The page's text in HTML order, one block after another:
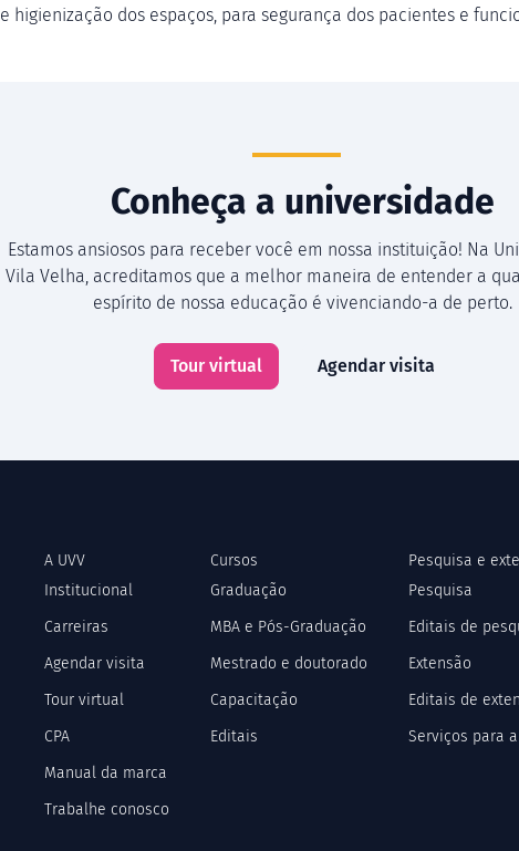
e higienização dos espaços, para segurança dos pacientes e
Conheça a universidade
Estamos ansiosos para receber você em nossa instituição! Na
Vila Velha, acreditamos que a melhor maneira de entender a
espírito de nossa educação é vivenciando-a de perto.
Tour virtual Agendar visita
A UVV
Institucional
Carreiras
Agendar visita
Tour virtual
CPA
Manual da marca
Trabalhe conosco
Cursos
Graduação
MBA e Pós-Graduação
Mestrado e doutorado
Capacitação
Editais
Pesquisa e
Pesquisa
Editais de
Extensão
Editais de
Serviços para